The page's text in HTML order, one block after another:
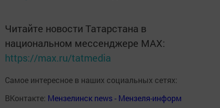
Читайте новости Татарстана в
национальном мессенджере MАХ:
https://max.ru/tatmedia
Самое интересное в наших социальных сетях:
ВКонтакте: Мензелинск news - Мензеля-информ